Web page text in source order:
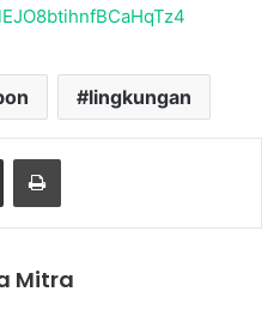
lingkungan
Share via Email Print
Mitra